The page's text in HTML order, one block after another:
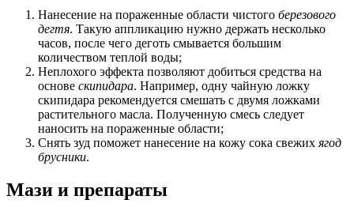
Нанесение на пораженные области чистого березового
дегтя. Такую аппликацию нужно держать несколько
часов, после чего деготь смывается большим
количеством теплой воды;
Неплохого эффекта позволяют добиться средства на
основе скипидара. Например, одну чайную ложку
скипидара рекомендуется смешать с двумя ложками
растительного масла. Полученную смесь следует
наносить на пораженные области;
Снять зуд поможет нанесение на кожу сока свежих ягод
брусники.
Мази и препараты